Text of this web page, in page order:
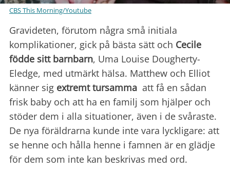
CBS This Morning/Youtube
Gravideten, förutom några små initiala
komplikationer, gick på bästa sätt och Cecile
födde sitt barnbarn, Uma Louise Dougherty-
Eledge, med utmärkt hälsa. Matthew och Elliot
känner sig extremt tursamma att få en sådan
frisk baby och att ha en familj som hjälper och
stöder dem i alla situationer, även i de svåraste.
De nya föräldrarna kunde inte vara lyckligare: att
se henne och hålla henne i famnen är en glädje
för dem som inte kan beskrivas med ord.